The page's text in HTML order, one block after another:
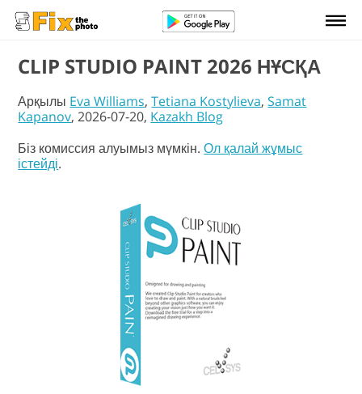
CLIP STUDIO PAINT 2026 НҰСҚА
Арқылы Eva Williams,Tetiana Kostylieva,Samat
Kapanov, 2026-07-20, Kazakh Blog
Біз комиссия алуымыз мүмкін.Ол қалай жұмыс
істейді.